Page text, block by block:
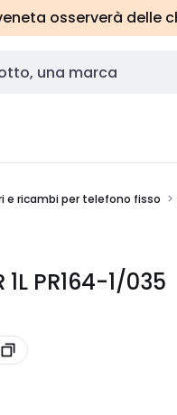
osserverà delle
e ricambi per telefono fisso
1L PR164-1/035